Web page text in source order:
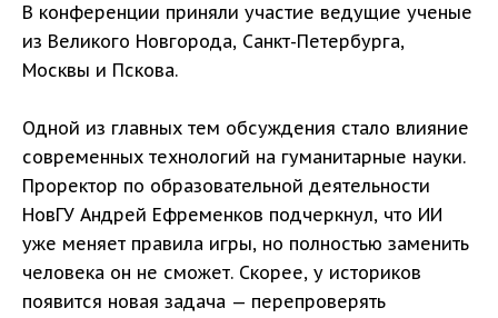
В конференции приняли участие ведущие ученые
из Великого Новгорода, Санкт-Петербурга,
Москвы и Пскова.
Одной из главных тем обсуждения стало влияние
современных технологий на гуманитарные науки.
Проректор по образовательной деятельности
НовГУ Андрей Ефременков подчеркнул, что ИИ
уже меняет правила игры, но полностью заменить
человека он не сможет. Скорее, у историков
появится новая задача — перепроверять